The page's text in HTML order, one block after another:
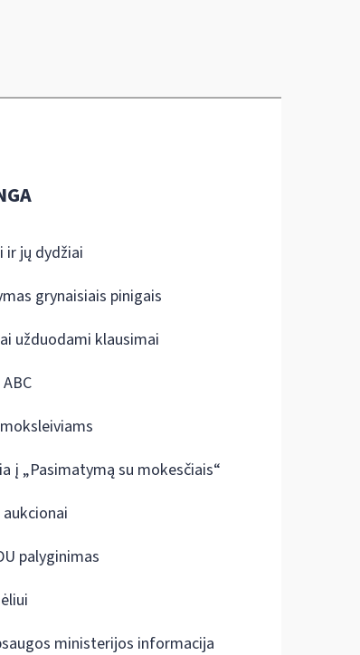
ir jų dydžiai
grynaisiais pinigais
užduodami klausimai
į „Pasimatymą su mokesčiais“
palyginimas
ministerijos informacija